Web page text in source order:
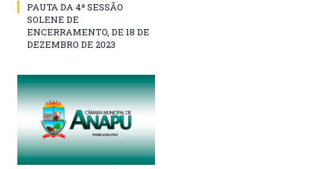
PAUTA DA 4ª SESSÃO
SOLENE DE
ENCERRAMENTO, DE 18 DE
DEZEMBRO DE 2023